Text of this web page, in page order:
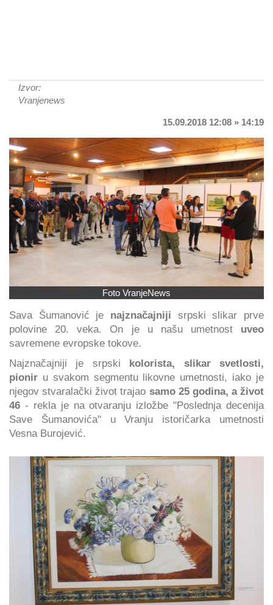
Izvor:
Vranjenews
15.09.2018 12:08 » 14:19
Foto VranjeNews
Sava Šumanović je najznačajniji srpski slikar prve
polovine 20. veka. On je u našu umetnost uveo
savremene evropske tokove.
Najznačajniji je srpski
kolorista, slikar svetlosti,
pionir u svakom segmentu likovne umetnosti, iako je
njegov stvaralački život trajao samo 25 godina, a život
46 - rekla je na otvaranju izložbe "Poslednja decenija
Save Šumanovića" u Vranju istoričarka umetnosti
Vesna Burojević.